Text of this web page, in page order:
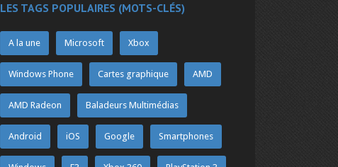
LES TAGS POPULAIRES (MOTS-CLÉS)
A la une Microsoft Xbox
Windows Phone Cartes graphique AMD
AMD Radeon Baladeurs Multimédias
Android iOS Google Smartphones